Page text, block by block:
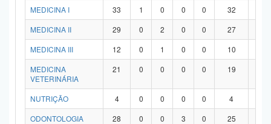
MEDICINA I
33 1 0 0 0 32
MEDICINA II
29 0 2 0 0 27
MEDICINA III
12 0 1 0 0 10
MEDICINA
VETERINÁRIA
21 0 0 0 0 19
NUTRIÇÃO 4 0 0 0 0 4
ODONTOLOGIA
28 0 0 3 0 25